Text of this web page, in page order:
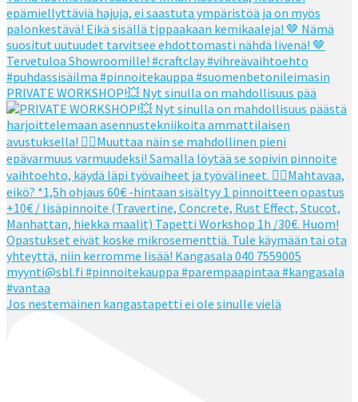
PRIVATE WORKSHOP!💥 Nyt sinulla on mahdollisuus pää
Jos nestemäinen kangastapetti ei ole sinulle vielä